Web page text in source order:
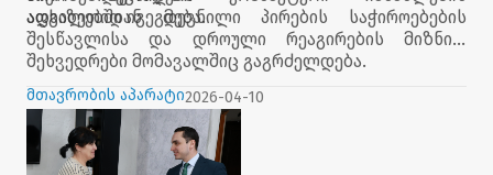
ადგილებში იგეგმება.
აფხაზეთიდან დევნილი პირების საჭიროებების
შესწავლისა და დროული რეაგირების მიზნით
შეხვედრები მომავალშიც გაგრძელდება.
მთავრობის აპარატი2026-04-10